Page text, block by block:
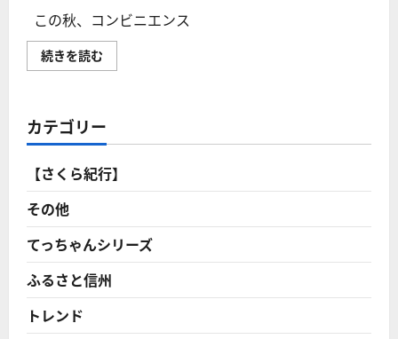
この秋、コンビニエンス
続きを読む
界
た
が、
ブ
ン
と
ミ
マ
の
「差」
簡
単
に
カテゴリー
【さくら紀行】
その他
てっちゃんシリーズ
ふるさと信州
トレンド